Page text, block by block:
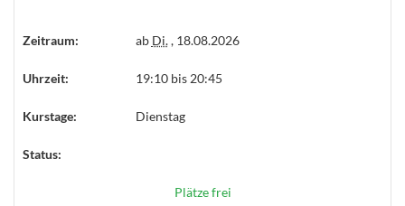
Zeitraum: ab Di., 18.08.2026
Uhrzeit: 19:10 bis 20:45
Kurstage: Dienstag
Status:
Plätze frei